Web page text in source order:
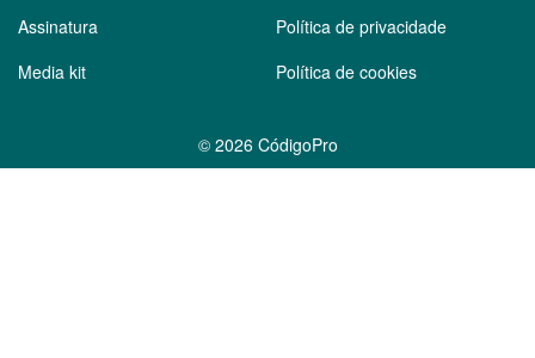
Assinatura
Media kit
Política de privacidade
Política de cookies
© 2026 CódigoPro